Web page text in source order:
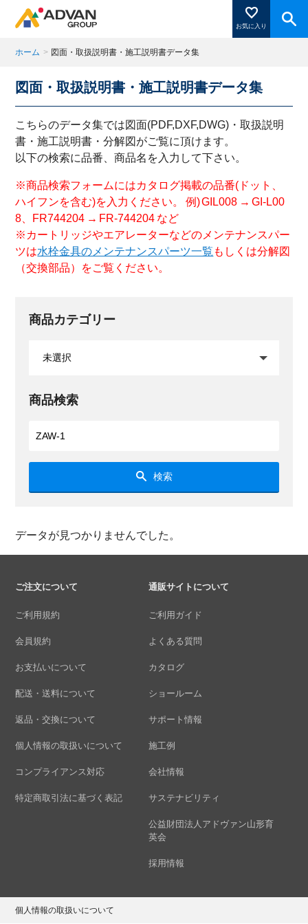
お気に入り
商品ページにある「お気に入り登録」を押すと登録した
商品がここに表示されます。
ホーム > 図面・取扱説明書・施工説明書データ集
図面・取扱説明書・施工説明書データ集
こちらのデータ集では図面(PDF,DXF,DWG)・取扱説明
書・施工説明書・分解図がご覧に頂けます。
以下の検索に品番、商品名を入力して下さい。
※商品検索フォームにはカタログ掲載の品番(ドット、
ハイフンを含む)を入力ください。 例) GIL008 → GI-L00
8、FR744204 → FR-744204 など
※カートリッジやエアレーターなどのメンテナンスパー
ツは水栓金具のメンテナンスパーツ一覧 もしくは分解図
（交換部品）をご覧ください。
商品カテゴリー
商品検索
検索
データが見つかりませんでした。
ご注文について
ご利用規約
会員規約
お支払いについて
配送・送料について
返品・交換について
個人情報の取扱いについて
コンプライアンス対応
特定商取引法に基づく表記
通販サイトについて
ご利用ガイド
よくある質問
カタログ
ショールーム
サポート情報
施工例
会社情報
サステナビリティ
公益財団法人アドヴァン山形育
英会
採用情報
個人情報の取扱いについて